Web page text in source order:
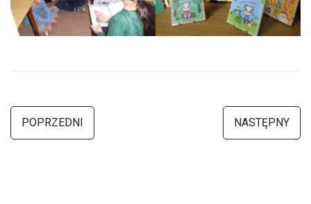
POPRZEDNI NASTĘPNY